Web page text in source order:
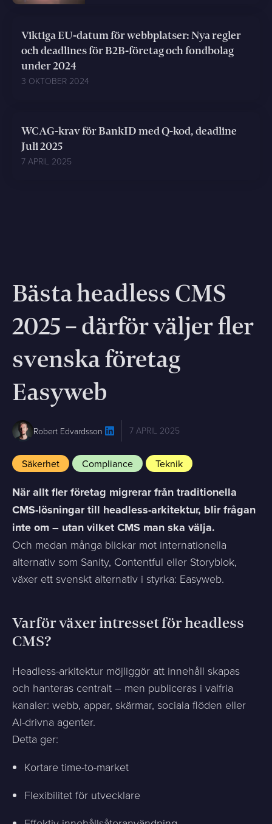
Viktiga EU-datum för webbplatser: Nya regler
och deadlines för B2B-företag och fondbolag
under 2024
3 OKTOBER 2024
WCAG-krav för BankID med Q-kod, deadline
Juli 2025
7 APRIL 2025
Bästa headless CMS
2025 – därför väljer fler
svenska företag
Easyweb
Robert Edvardsson 7 APRIL 2025
Säkerhet Compliance Teknik
När allt fler företag migrerar från traditionella
CMS-lösningar till headless-arkitektur, blir frågan
inte om – utan vilket CMS man ska välja.
Och medan många blickar mot internationella
alternativ som Sanity, Contentful eller Storyblok,
växer ett svenskt alternativ i styrka: Easyweb.
Varför växer intresset för headless
CMS?
Headless-arkitektur möjliggör att innehåll skapas
och hanteras centralt – men publiceras i valfria
kanaler: webb, appar, skärmar, sociala flöden eller
AI-drivna agenter.
Detta ger:
Kortare time-to-market
Flexibilitet för utvecklare